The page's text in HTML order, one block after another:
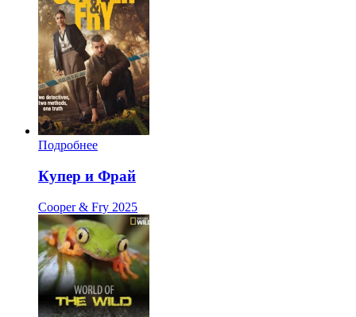
Подробнее
Купер и Фрай
Cooper & Fry 2025